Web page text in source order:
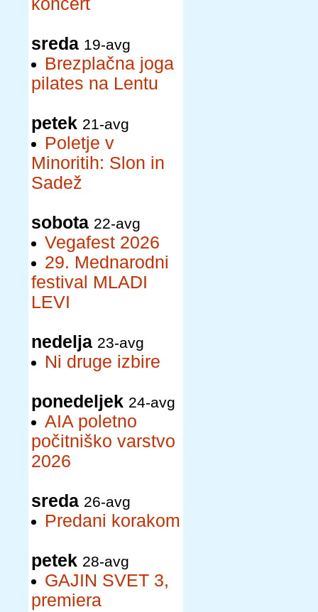
koncert
sreda 19-avg
Brezplačna joga
pilates na Lentu
petek 21-avg
Poletje v
Minoritih: Slon in
Sadež
sobota 22-avg
Vegafest 2026
29. Mednarodni
festival MLADI
LEVI
nedelja 23-avg
Ni druge izbire
ponedeljek 24-avg
AIA poletno
počitniško varstvo
2026
sreda 26-avg
Predani korakom
petek 28-avg
GAJIN SVET 3,
premiera